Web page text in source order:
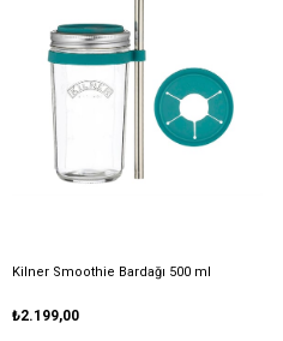
Kilner Smoothie Bardağı 500 ml
₺2.199,00